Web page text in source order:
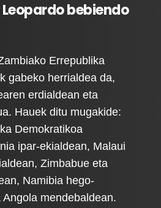
bebiendo
Errepublika
gabeko herrialdea da,
erdialdean eta
Hauek ditu mugakide:
Demokratikoa
ipar-ekialdean, Malaui
Zimbabue eta
Namibia hego-
mendebaldean.